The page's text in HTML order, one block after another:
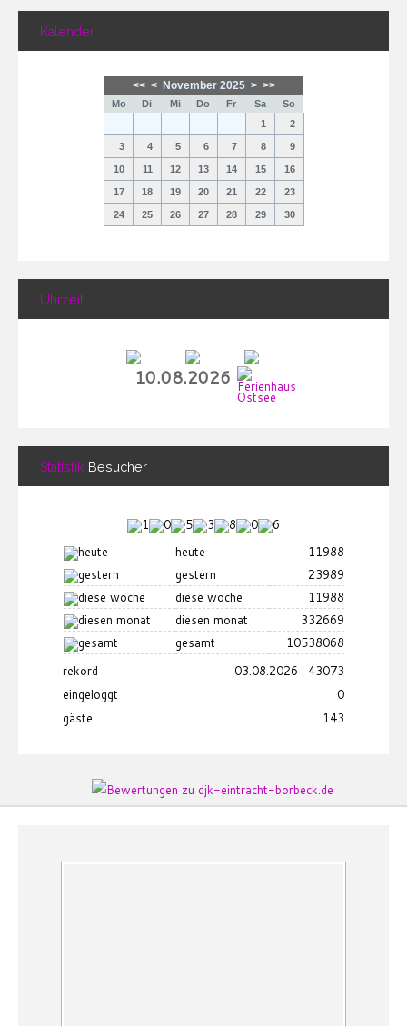
Kalender
<< < November 2025 > >>
Mo Di Mi Do Fr Sa
So
1
2
3 4 5 6 7 8 9
10 11 12 13 14 15 16
17 18 19 20 21 22 23
24 25 26 27 28 29 30
Uhrzeit
10.08.2026
Statistik Besucher
heute
11988
gestern
23989
diese woche
11988
diesen monat
332669
gesamt
10538068
rekord
03.08.2026 : 43073
eingeloggt
0
gäste
143
1